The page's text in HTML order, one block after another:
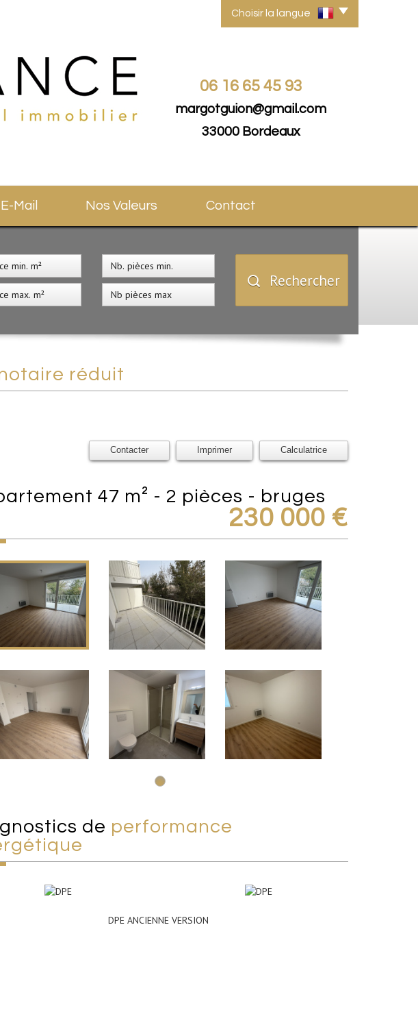
Choisir la langue
06 16 65 45 93
margotguion@gmail.com
33000 Bordeaux
E-Mail Nos Valeurs Contact
Rechercher
réduit
Contacter Imprimer Calculatrice
47 m² - 2 pièces - bruges
230 000 €
de performance
DPE ANCIENNE VERSION